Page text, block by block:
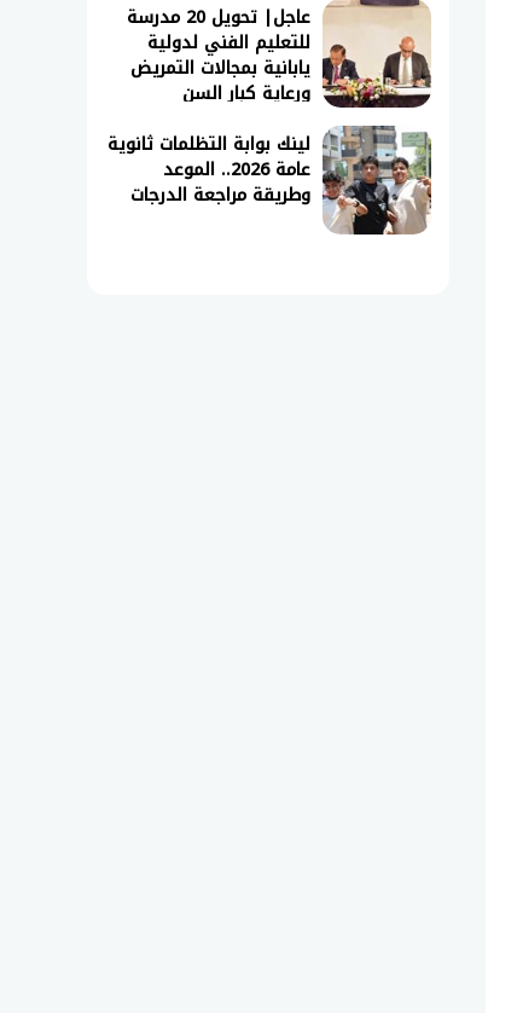
عاجل| تحويل 20 مدرسة
للتعليم الفني لدولية
يابانية بمجالات التمريض
ورعاية كبار السن
لينك بوابة التظلمات ثانوية
عامة 2026.. الموعد
وطريقة مراجعة الدرجات